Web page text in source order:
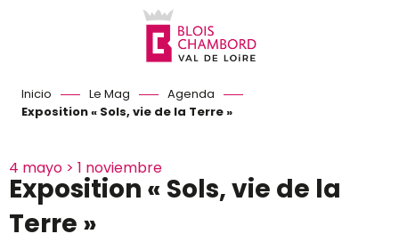
Inicio Le Mag
Agenda
Exposition « Sols, vie de la Terre »
4 mayo > 1 noviembre
Exposition « Sols, vie de la
Terre »